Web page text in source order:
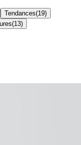
Tendances(19)
(13)